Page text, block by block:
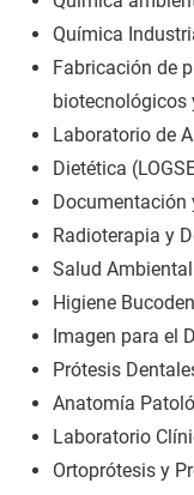
Química
Fabricación de
biotecnológicos
Laboratorio de
Dietética
Radioterapia y
Salud Ambiental
Higiene
Imagen para el
Prótesis
Anatomía
Laboratorio
Ortoprótesis y